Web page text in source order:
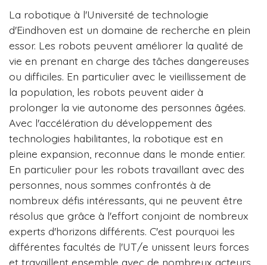
La robotique à l'Université de technologie
d'Eindhoven est un domaine de recherche en plein
essor. Les robots peuvent améliorer la qualité de
vie en prenant en charge des tâches dangereuses
ou difficiles. En particulier avec le vieillissement de
la population, les robots peuvent aider à
prolonger la vie autonome des personnes âgées.
Avec l'accélération du développement des
technologies habilitantes, la robotique est en
pleine expansion, reconnue dans le monde entier.
En particulier pour les robots travaillant avec des
personnes, nous sommes confrontés à de
nombreux défis intéressants, qui ne peuvent être
résolus que grâce à l'effort conjoint de nombreux
experts d'horizons différents. C'est pourquoi les
différentes facultés de l'UT/e unissent leurs forces
et travaillent ensemble avec de nombreux acteurs